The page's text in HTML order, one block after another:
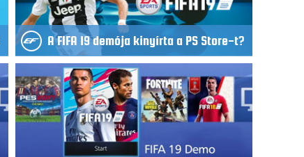
A FIFA 19 demója kinyírta a PS Store-t?